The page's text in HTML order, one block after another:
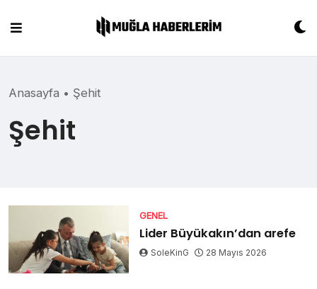
content
Anasayfa • Şehit
Şehit
GENEL
Lider Büyükakın’dan arefe
SoleKinG 28 Mayıs 2026